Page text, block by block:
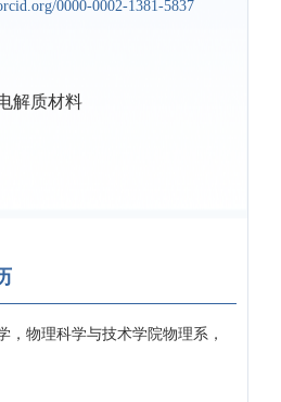
0000-0002-1381-5837
解质材料
，物理科学与技术学院物理系，